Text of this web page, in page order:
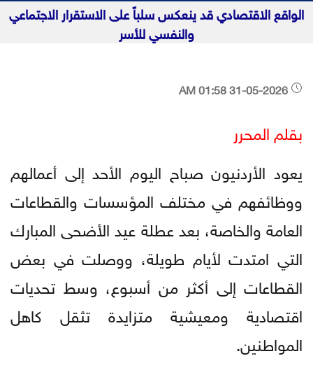
الواقع الاقتصادي قد ينعكس سلباً على الاستقرار الاجتماعي
والنفسي للأسر
بقلم المحرر
يعود الأردنيون صباح اليوم الأحد إلى أعمالهم
ووظائفهم في مختلف المؤسسات والقطاعات
العامة والخاصة، بعد عطلة عيد الأضحى المبارك
التي امتدت لأيام طويلة، ووصلت في بعض
القطاعات إلى أكثر من أسبوع، وسط تحديات
اقتصادية ومعيشية متزايدة تثقل كاهل
المواطنين.